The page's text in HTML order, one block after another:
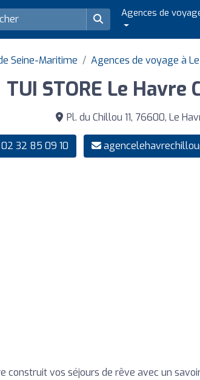
Agences de
Seine-Maritime Agences de voyage à
TUI STORE Le Havre
Pl. du Chillou 11, 76600, Le
32 85 09 10
construit vos séjours de rêve avec un